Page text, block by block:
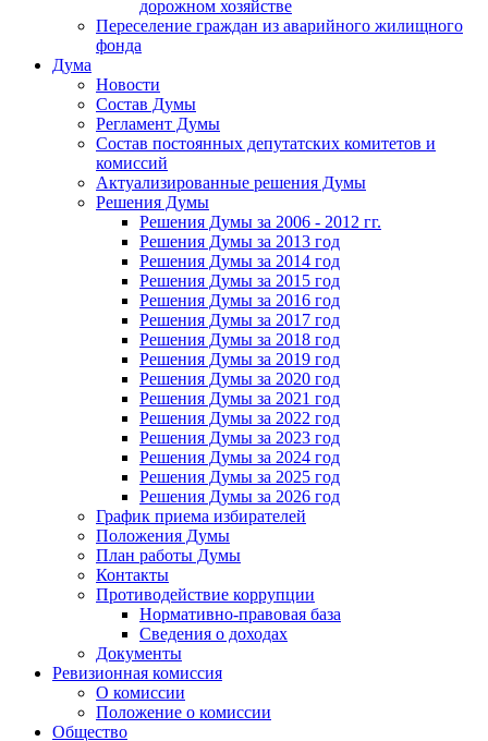
дорожном хозяйстве
Переселение граждан из аварийного жилищного
фонда
Дума
Новости
Состав Думы
Регламент Думы
Состав постоянных депутатских комитетов и
комиссий
Актуализированные решения Думы
Решения Думы
Решения Думы за 2006 - 2012 гг.
Решения Думы за 2013 год
Решения Думы за 2014 год
Решения Думы за 2015 год
Решения Думы за 2016 год
Решения Думы за 2017 год
Решения Думы за 2018 год
Решения Думы за 2019 год
Решения Думы за 2020 год
Решения Думы за 2021 год
Решения Думы за 2022 год
Решения Думы за 2023 год
Решения Думы за 2024 год
Решения Думы за 2025 год
Решения Думы за 2026 год
График приема избирателей
Положения Думы
План работы Думы
Контакты
Противодействие коррупции
Нормативно-правовая база
Сведения о доходах
Документы
Ревизионная комиссия
О комиссии
Положение о комиссии
Общество